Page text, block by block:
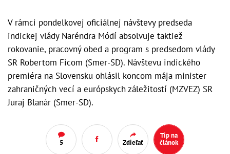
V rámci pondelkovej oficiálnej návštevy predseda
indickej vlády Naréndra Módí absolvuje taktiež
rokovanie, pracovný obed a program s predsedom vlády
SR Robertom Ficom (Smer-SD). Návštevu indického
premiéra na Slovensku ohlásil koncom mája minister
zahraničných vecí a európskych záležitostí (MZVEZ) SR
Juraj Blanár (Smer-SD).
5 Zdieľať
Tip na
článok